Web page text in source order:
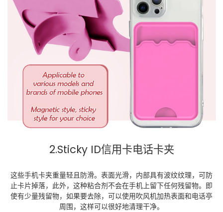
2.Sticky ID信用卡电话卡夹
这些手机卡夹重量轻且防滑。表面光滑，内部具有波纹纹理，可防
止卡片掉落，此外，这种粘合剂不会在手机上留下任何残留物。即
使有少量残留物，如果要去除，可以使用吹风机加热表面和电话亭
周围，这样可以很好地清理干净。